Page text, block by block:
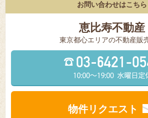
お問い合わせはこちら
恵比寿不動産
東京都⼼エリアの不動産販
物件リクエスト